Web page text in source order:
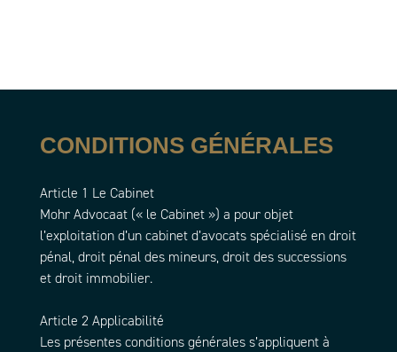
CONDITIONS GÉNÉRALES
Article 1 Le Cabinet
Mohr Advocaat (« le Cabinet ») a pour objet
l’exploitation d’un cabinet d’avocats spécialisé en droit
pénal, droit pénal des mineurs, droit des successions
et droit immobilier.
Article 2 Applicabilité
Les présentes conditions générales s’appliquent à